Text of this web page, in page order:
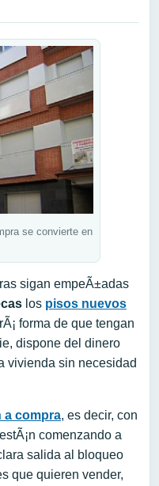
se convierte en
sigan empeÃ±adas
los pisos nuevos
forma de que tengan
dispone del dinero
vivienda sin necesidad
a compra, es decir, con
comenzando a
salida al bloqueo
que quieren vender,